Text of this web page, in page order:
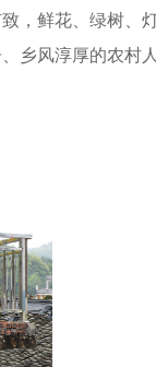
，鲜花、绿树、
乡风淳厚的农村